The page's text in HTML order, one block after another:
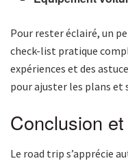
Pour rester éclairé, un
check-list pratique
expériences et des
pour ajuster les plans et
Conclusion
Le road trip s’apprécie